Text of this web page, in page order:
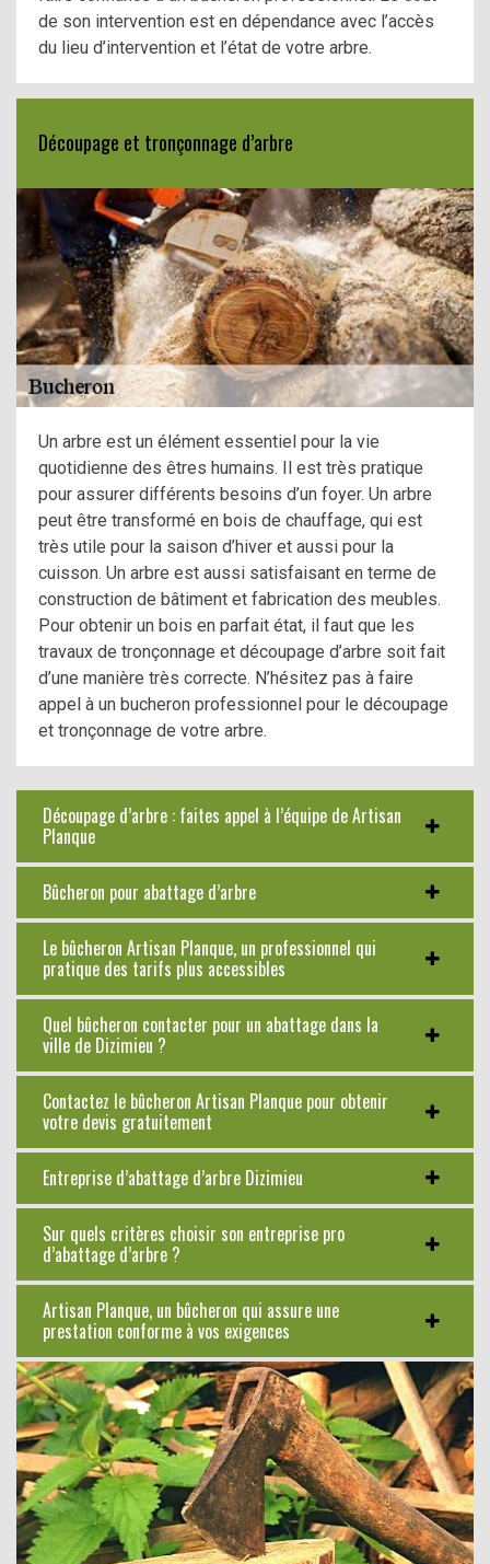
de son intervention est en dépendance avec l’accès
du lieu d’intervention et l’état de votre arbre.
Découpage et tronçonnage d’arbre
Un arbre est un élément essentiel pour la vie
quotidienne des êtres humains. Il est très pratique
pour assurer différents besoins d’un foyer. Un arbre
peut être transformé en bois de chauffage, qui est
très utile pour la saison d’hiver et aussi pour la
cuisson. Un arbre est aussi satisfaisant en terme de
construction de bâtiment et fabrication des meubles.
Pour obtenir un bois en parfait état, il faut que les
travaux de tronçonnage et découpage d’arbre soit fait
d’une manière très correcte. N’hésitez pas à faire
appel à un bucheron professionnel pour le découpage
et tronçonnage de votre arbre.
Découpage d’arbre : faites appel à l’équipe de Artisan
Planque
Bûcheron pour abattage d’arbre
Le bûcheron Artisan Planque, un professionnel qui
pratique des tarifs plus accessibles
Quel bûcheron contacter pour un abattage dans la
ville de Dizimieu ?
Contactez le bûcheron Artisan Planque pour obtenir
votre devis gratuitement
Entreprise d’abattage d’arbre Dizimieu
Sur quels critères choisir son entreprise pro
d’abattage d’arbre ?
Artisan Planque, un bûcheron qui assure une
prestation conforme à vos exigences